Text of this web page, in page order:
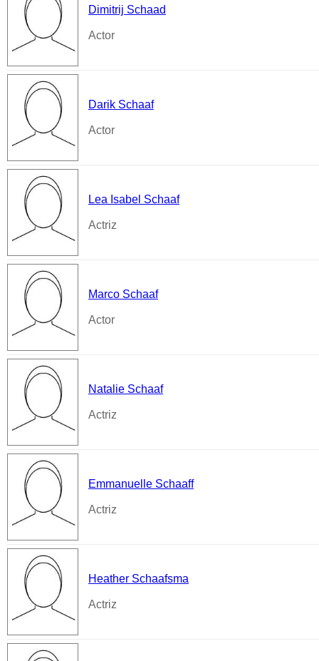
Dimitrij Schaad
Actor
Darik Schaaf
Actor
Lea Isabel Schaaf
Actriz
Marco Schaaf
Actor
Natalie Schaaf
Actriz
Emmanuelle Schaaff
Actriz
Heather Schaafsma
Actriz